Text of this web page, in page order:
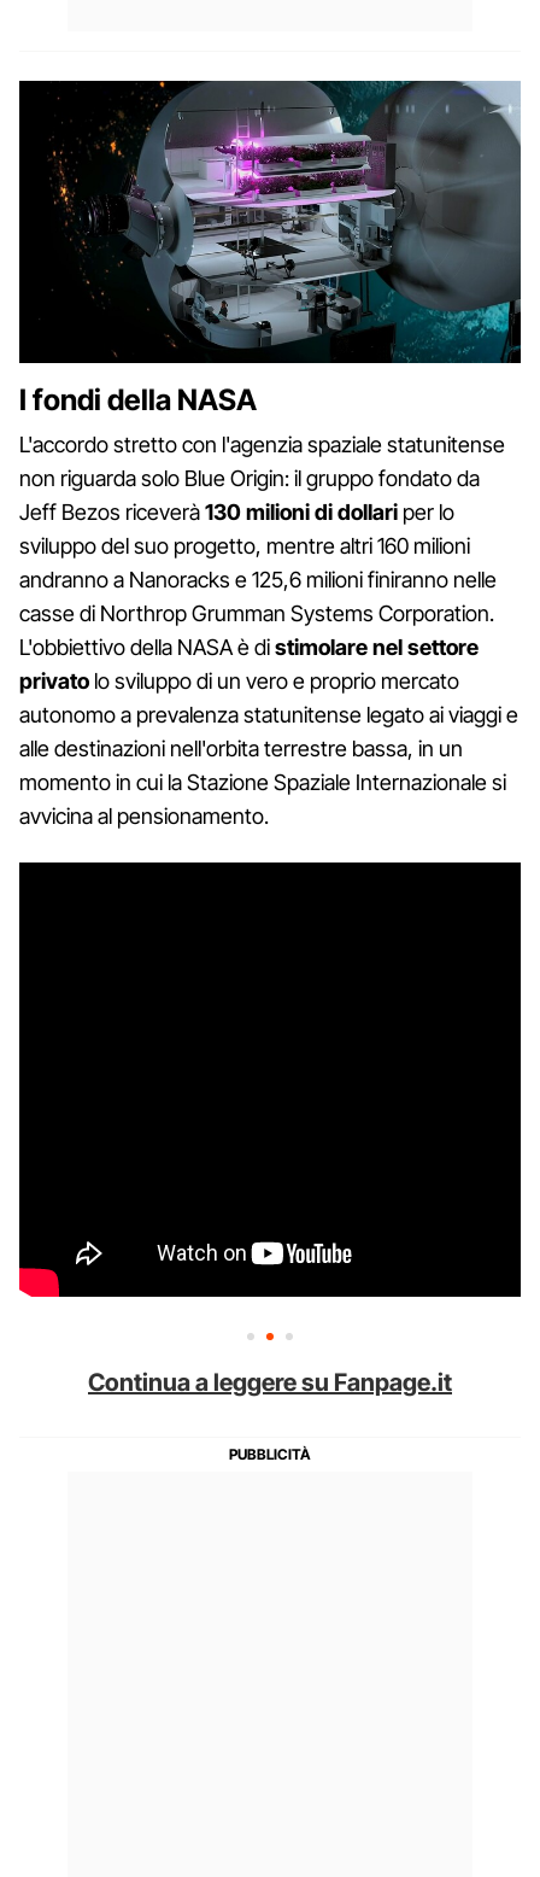
I fondi della NASA
L'accordo stretto con l'agenzia spaziale statunitense
non riguarda solo Blue Origin: il gruppo fondato da
Jeff Bezos riceverà130 milioni di dollari per lo
sviluppo del suo progetto, mentre altri 160 milioni
andranno a Nanoracks e 125,6 milioni finiranno nelle
casse di Northrop Grumman Systems Corporation.
L'obbiettivo della NASA è distimolare nel settore
privato lo sviluppo di un vero e proprio mercato
autonomo a prevalenza statunitense legato ai viaggi e
alle destinazioni nell'orbita terrestre bassa, in un
momento in cui la Stazione Spaziale Internazionale si
avvicina al pensionamento.
Continua a leggere su Fanpage.it